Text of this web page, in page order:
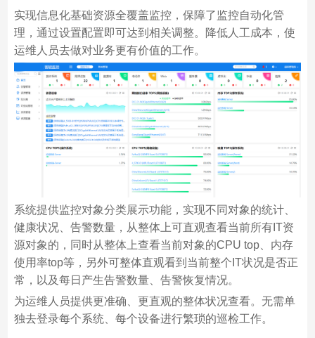
实现信息化基础资源全覆盖监控，保障了监控自动化管
理，通过设置配置即可达到相关调整。降低人工成本，使
运维人员去做对业务更有价值的工作。
系统提供监控对象分类展示功能，实现不同对象的统计、
健康状况、告警数量，从整体上可直观查看当前所有IT资
源对象的，同时从整体上查看当前对象的CPU top、内存
使用率top等，另外可整体直观看到当前整个IT状况是否正
常，以及每日产生告警数量、告警恢复情况。
为运维人员提供更准确、更直观的整体状况查看。无需单
独去登录每个系统、每个设备进行繁琐的巡检工作。